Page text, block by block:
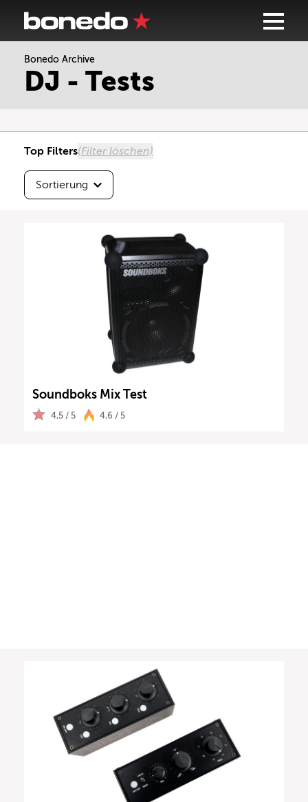
Bonedo Archive
DJ - Tests
Top Filters(Filter löschen)
Sortierung
Sortierung
Neueste zuerst
Soundboks Mix Test
4,5 / 5 4,6 / 5